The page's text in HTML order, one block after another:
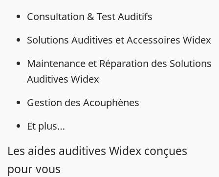
Consultation & Test Auditifs
Solutions Auditives et Accessoires Widex
Maintenance et Réparation des Solutions
Auditives Widex
Gestion des Acouphènes
Et plus…
Les aides auditives Widex conçues
pour vous